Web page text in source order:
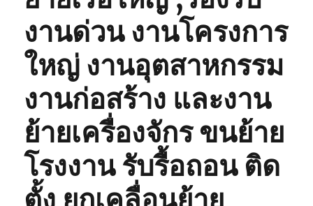
งานด่วน งานโครงการ
ใหญ่ งานอุตสาหกรรม
งานก่อสร้าง และงาน
ย้ายเครื่องจักร ขนย้าย
โรงงาน รับรื้อถอน ติด